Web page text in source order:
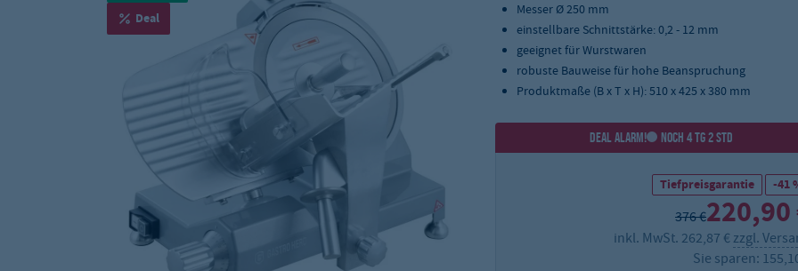
Deal
Messer Ø 250 mm
einstellbare Schnittstärke: 0,2 - 12 mm
geeignet für Wurstwaren
robuste Bauweise für hohe Beanspruchung
Produktmaße (B x T x H): 510 x 425 x 380 mm
DEAL ALARM! NOCH 4 TG 2 STD
Tiefpreisgarantie -41
376 €220,90
inkl. MwSt. 262,87 € zzgl.
Sie sparen: